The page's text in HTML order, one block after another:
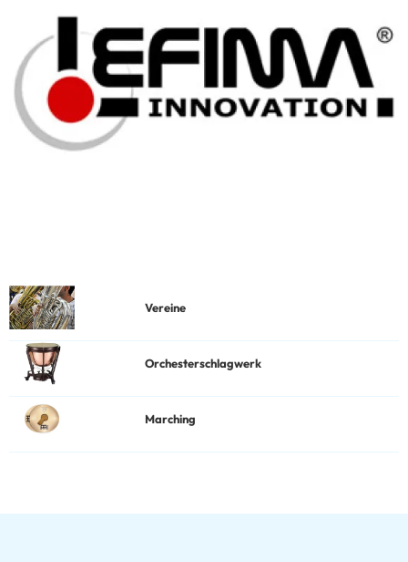
Vereine
Orchesterschlagwerk
Marching